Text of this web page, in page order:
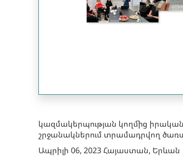
կազմակերպության կողմից
շրջանակներում տրամադրվող
Ապրիլի 06, 2023 Հայաստան, Երևան